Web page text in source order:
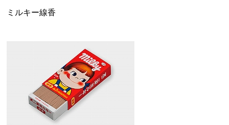
ミルキー線香